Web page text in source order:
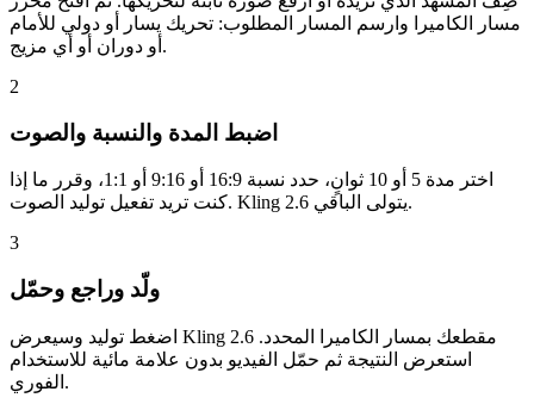
مسار الكاميرا وارسم المسار المطلوب: تحريك يسار أو دولي للأمام
أو دوران أو أي مزيج.
2
اضبط المدة والنسبة والصوت
اختر مدة 5 أو 10 ثوانٍ، حدد نسبة 16:9 أو 9:16 أو 1:1، وقرر ما إذا
كنت تريد تفعيل توليد الصوت. Kling 2.6 يتولى الباقي.
3
ولّد وراجع وحمّل
اضغط توليد وسيعرض Kling 2.6 مقطعك بمسار الكاميرا المحدد.
استعرض النتيجة ثم حمّل الفيديو بدون علامة مائية للاستخدام
الفوري.